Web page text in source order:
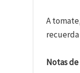
A
Notas